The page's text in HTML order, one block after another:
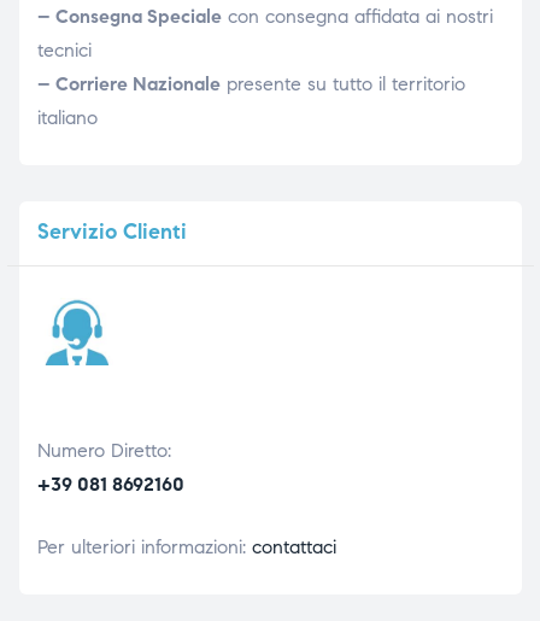
– Consegna Specialecon consegna affidata ai nostri
tecnici
– Corriere Nazionalepresente su tutto il territorio
italiano
ServizioClienti
Numero Diretto:
+39 081 8692160
Per ulteriori informazioni: contattaci